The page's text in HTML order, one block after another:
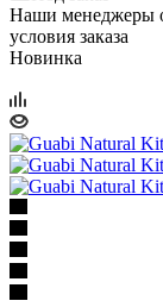
Наши менеджеры
условия заказа
Новинка